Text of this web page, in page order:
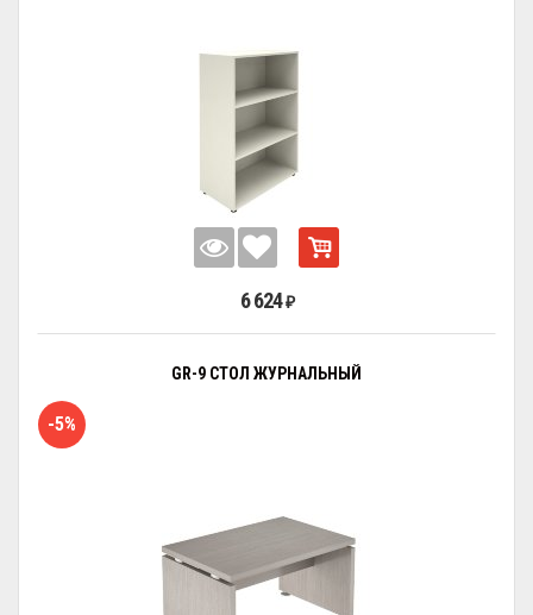
6 624 ₽
GR-9 СТОЛ ЖУРНАЛЬНЫЙ
-5%